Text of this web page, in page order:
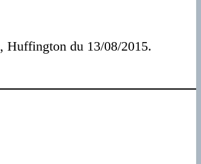
, Huffington du 13/08/2015.